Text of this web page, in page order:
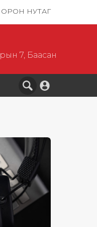
ОРОН НУТАГ
7, Баасан